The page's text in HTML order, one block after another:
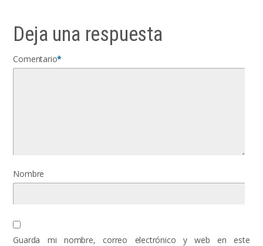
Deja una respuesta
Comentario*
Nombre
Guarda mi nombre, correo electrónico y web en este